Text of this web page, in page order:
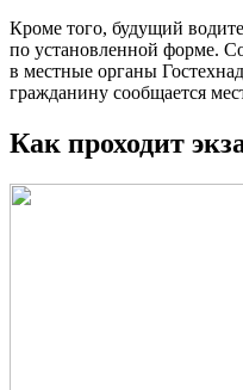
Кроме того, будущий
по установленной форме.
в местные органы
гражданину сообщается
Как проходит